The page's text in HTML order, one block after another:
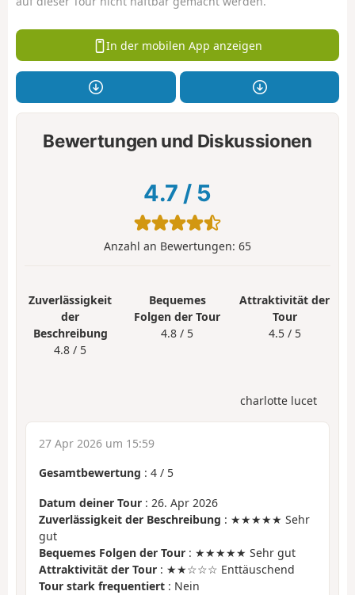
In der mobilen App anzeigen
Bewertungen und Diskussionen
4.7 / 5
Anzahl an Bewertungen: 65
Zuverlässigkeit
der
Beschreibung
4.8 / 5
Bequemes
Folgen der Tour
4.8 / 5
Attraktivität der
Tour
4.5 / 5
charlotte lucet
27 Apr 2026 um 15:59
Gesamtbewertung : 4 / 5
Datum deiner Tour : 26. Apr 2026
Zuverlässigkeit der Beschreibung : ★★★★★ Sehr
gut
Bequemes Folgen der Tour : ★★★★★ Sehr gut
Attraktivität der Tour : ★★☆☆☆ Enttäuschend
Tour stark frequentiert : Nein